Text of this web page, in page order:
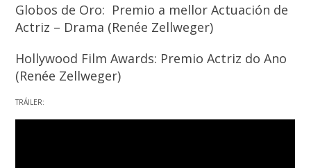
Globos de Oro: Premio a mellor Actuación de
Actriz – Drama (Renée Zellweger)
Hollywood Film Awards: Premio Actriz do Ano
(Renée Zellweger)
TRÁILER: